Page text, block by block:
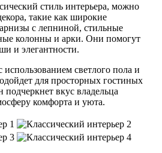
стиль интерьера, можно
такие как широкие
с лепниной, стильные
колонны и арки. Они помогут
и элегантности.
использованием светлого пола и
для просторных гостиных
вкус владельца
комфорта и уюта.